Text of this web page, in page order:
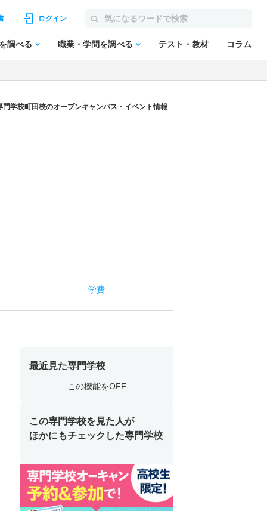
ログイン
調べる 職業・学問を調べる テスト・教材 コラム
学校町田校のオープンキャンパス・イベント情報
学費
最近見た専門学校
この機能をOFF
この専門学校を見た人が
ほかにもチェックした専門学校